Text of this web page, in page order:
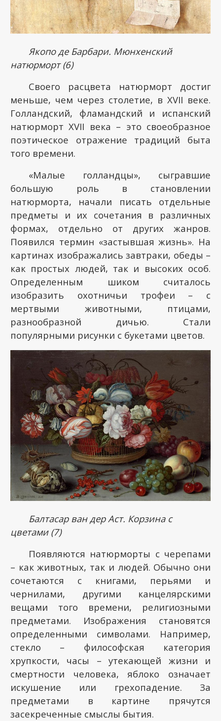
Якопо де Барбари. Мюнхенский
натюрморт (6)
Своего расцвета натюрморт достиг
меньше, чем через столетие, в XVII веке.
Голландский, фламандский и испанский
натюрмортXVII века – это своеобразное
поэтическое отражение традиций быта
того времени.
«Малые голландцы», сыгравшие
большую роль в становлении
натюрморта, начали писать отдельные
предметы и их сочетания в различных
формах, отдельно от других жанров.
Появился термин «застывшая жизнь». На
картинах изображались завтраки, обеды –
как простых людей, так и высоких особ.
Определенным шиком считалось
изобразить охотничьи трофеи – с
мертвыми животными, птицами,
разнообразной дичью. Стали
популярными рисунки с букетами цветов.
Балтасар ван дер Аст. Корзина с
цветами (7)
Появляются натюрморты с черепами
– как животных, так и людей. Обычно они
сочетаются с книгами, перьями и
чернилами, другими канцелярскими
вещами того времени, религиозными
предметами. Изображения становятся
определенными символами. Например,
стекло – философская категория
хрупкости, часы – утекающей жизни и
смертности человека, яблоко означает
искушение или грехопадение. За
предметами в картине прячутся
засекреченные смыслы бытия.